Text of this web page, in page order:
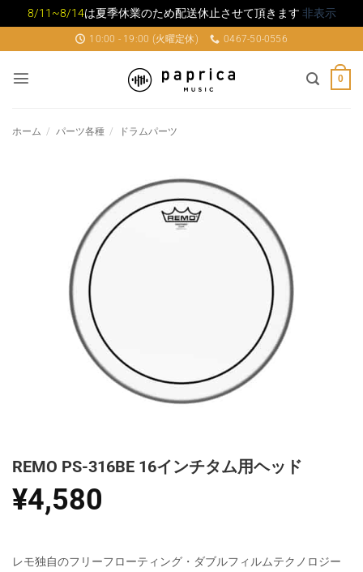
8/11~8/14は夏季休業のため配送休止させて頂きます 非表示
to
content
10:00 - 19:00 (火曜定休) 0467-50-0556
0
ホーム / パーツ各種 / ドラムパーツ
REMO PS-316BE 16インチタム用ヘッド
¥4,580
レモ独自のフリーフローティング・ダブルフィルムテクノロジー